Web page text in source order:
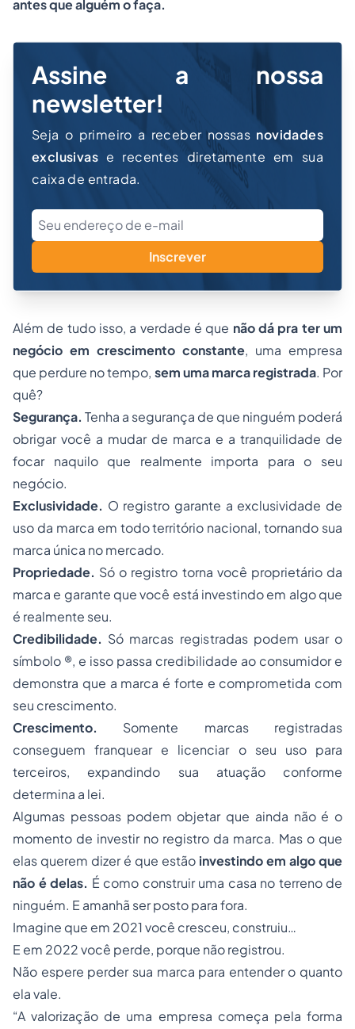
antes que alguém o faça.
Assine a nossa
newsletter!
Seja o primeiro a receber nossas novidades
exclusivas e recentes diretamente em sua
caixa de entrada.
Inscrever
Além de tudo isso, a verdade é que não dá pra ter um
negócio em crescimento constante, uma empresa
que perdure no tempo, sem uma marca registrada. Por
quê?
Segurança. Tenha a segurança de que ninguém poderá
obrigar você a mudar de marca e a tranquilidade de
focar naquilo que realmente importa para o seu
negócio.
Exclusividade. O registro garante a exclusividade de
uso da marca em todo território nacional, tornando sua
marca única no mercado.
Propriedade. Só o registro torna você proprietário da
marca e garante que você está investindo em algo que
é realmente seu.
Credibilidade. Só marcas registradas podem usar o
símbolo ®, e isso passa credibilidade ao consumidor e
demonstra que a marca é forte e comprometida com
seu crescimento.
Crescimento. Somente marcas registradas
conseguem franquear e licenciar o seu uso para
terceiros, expandindo sua atuação conforme
determina a lei.
Algumas pessoas podem objetar que ainda não é o
momento de investir no registro da marca. Mas o que
elas querem dizer é que estão investindo em algo que
não é delas. É como construir uma casa no terreno de
ninguém. E amanhã ser posto para fora.
Imagine que em 2021 você cresceu, construiu…
E em 2022 você perde, porque não registrou.
Não espere perder sua marca para entender o quanto
ela vale.
“A valorização de uma empresa começa pela forma